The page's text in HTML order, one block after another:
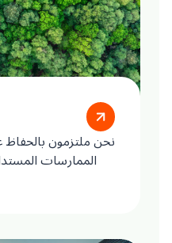
نحن ملتزمون بالحفاظ
الممارسات